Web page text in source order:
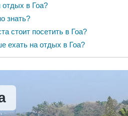
отдых в Гоа?
знать?
стоит посетить в Гоа?
ехать на отдых в Гоа?